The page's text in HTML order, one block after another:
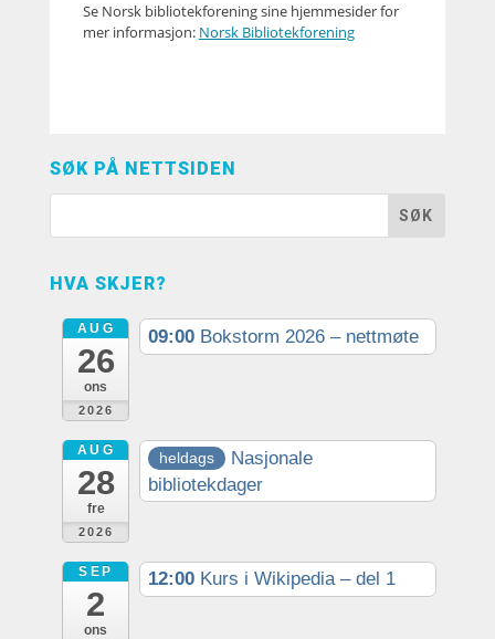
Se Norsk bibliotekforening sine hjemmesider for
mer informasjon: Norsk Bibliotekforening
SØK PÅ NETTSIDEN
HVA SKJER?
AUG
26
ons
2026
09:00 Bokstorm 2026 – nettmøte
AUG
28
fre
2026
heldags
Nasjonale
bibliotekdager
SEP
2
ons
12:00 Kurs i Wikipedia – del 1